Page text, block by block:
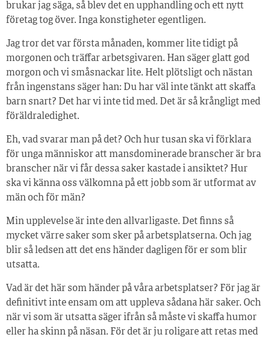
brukar jag säga, så blev det en upphandling och ett nytt
företag tog över. Inga konstigheter egentligen.
Jag tror det var första månaden, kommer lite tidigt på
morgonen och träffar arbetsgivaren. Han säger glatt god
morgon och vi småsnackar lite. Helt plötsligt och nästan
från ingenstans säger han: Du har väl inte tänkt att skaffa
barn snart? Det har vi inte tid med. Det är så krångligt med
föräldraledighet.
Eh, vad svarar man på det? Och hur tusan ska vi förklara
för unga människor att mansdominerade branscher är bra
branscher när vi får dessa saker kastade i ansiktet? Hur
ska vi känna oss välkomna på ett jobb som är utformat av
män och för män?
Min upplevelse är inte den allvarligaste. Det finns så
mycket värre saker som sker på arbetsplatserna. Och jag
blir så ledsen att det ens händer dagligen för er som blir
utsatta.
Vad är det här som händer på våra arbetsplatser? För jag är
definitivt inte ensam om att uppleva sådana här saker. Och
när vi som är utsatta säger ifrån så måste vi skaffa humor
eller ha skinn på näsan. För det är ju roligare att retas med